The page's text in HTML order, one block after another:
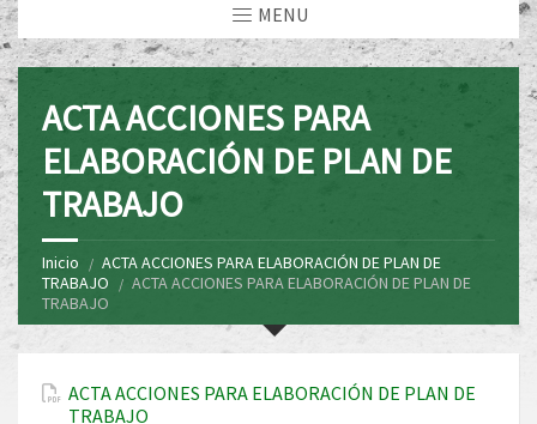
MENU
ACTA ACCIONES PARA
ELABORACIÓN DE PLAN DE
TRABAJO
Inicio
ACTA ACCIONES PARA ELABORACIÓN DE PLAN DE
TRABAJO
ACTA ACCIONES PARA ELABORACIÓN DE PLAN DE
TRABAJO
ACTA ACCIONES PARA ELABORACIÓN DE PLAN DE
TRABAJO